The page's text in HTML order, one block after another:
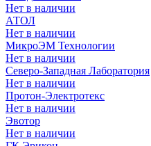
Нет в наличии
АТОЛ
Нет в наличии
МикроЭМ Технологии
Нет в наличии
Северо-Западная Лаборатория
Нет в наличии
Протон-Электротекс
Нет в наличии
Эвотор
Нет в наличии